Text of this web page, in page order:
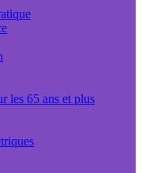
les 65 ans et plus